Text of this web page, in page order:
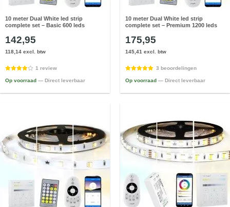
10 meter Dual White led strip
complete set – Basic 600 leds
142,95
118,14 excl. btw
1 review
Op voorraad — Direct leverbaar
10 meter Dual White led strip
complete set – Premium 1200 leds
175,95
145,41 excl. btw
3 beoordelingen
Op voorraad — Direct leverbaar